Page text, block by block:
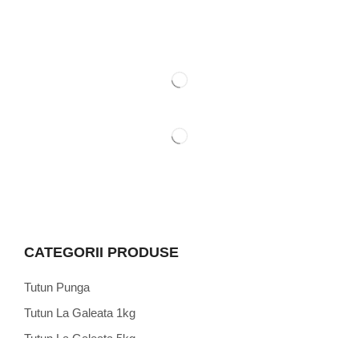
CATEGORII PRODUSE
Tutun Punga
Tutun La Galeata 1kg